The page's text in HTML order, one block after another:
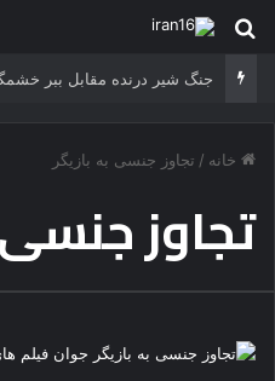
جستجو برای
جنگ شیر درنده مقابل ببر
خانه / تجاوز جنسی به بازیگر
تجاوز جنسی